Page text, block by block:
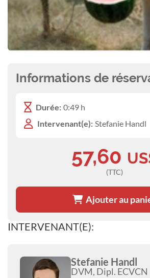
INTERVENANT(E):
Stefanie Handl
DVM, Dipl. ECVCN
Informations de
Durée: 0:49 h
Intervenant(e): Stefanie Handl
57,60
(TTC)
Ajouter au